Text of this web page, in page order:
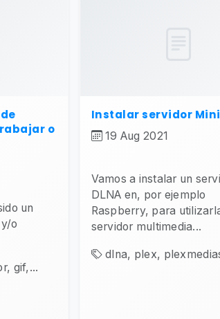
o
un
o
gif,...
Instalar servidor
19 Aug 2021
Vamos a instalar un
DLNA en, por ejemplo
Raspberry, para
servidor multimedia...
dlna, plex,